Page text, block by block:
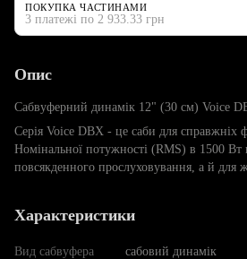
ПОКУПКА ЧАСТИНАМИ
3 платежі по 2 933.33 грн
Опис
Сабвуферний динамік 12" (30 см) Voice
Серія Voice DBX - це саби для справжніх
Номінальної потужності (RMS) в 1500 Вт
повсякденного прослуховування, а й для
Характеристики
Вид сабвуфера
сабовий динамік